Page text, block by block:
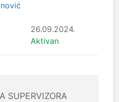
26.09.2024.
Aktivan
SUPERVIZORA